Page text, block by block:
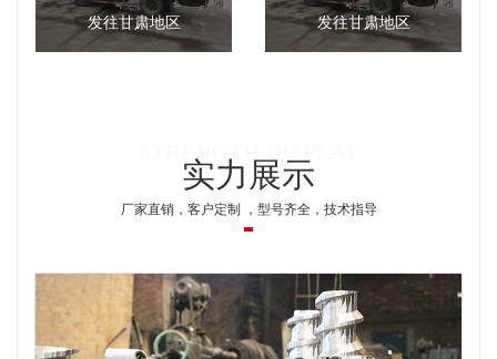
发往甘肃地区 发往甘肃地区
实力展示
厂家直销，客户定制 ，型号齐全，技术指导